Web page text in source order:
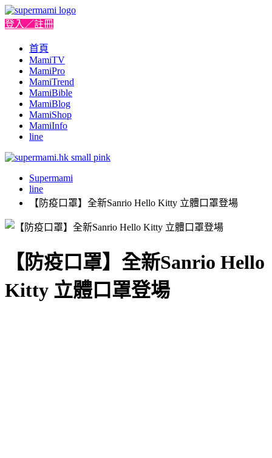
登入／註冊
首頁
MamiTV
MamiPro
MamiTrend
MamiBible
MamiBlog
MamiShop
MamiInfo
line
Supermami
line
【防疫口罩】全新Sanrio Hello Kitty 立體口罩登場
【防疫口罩】全新Sanrio Hello
Kitty 立體口罩登場